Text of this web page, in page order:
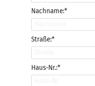
Nachname:*
Straße:*
Haus-Nr.:*